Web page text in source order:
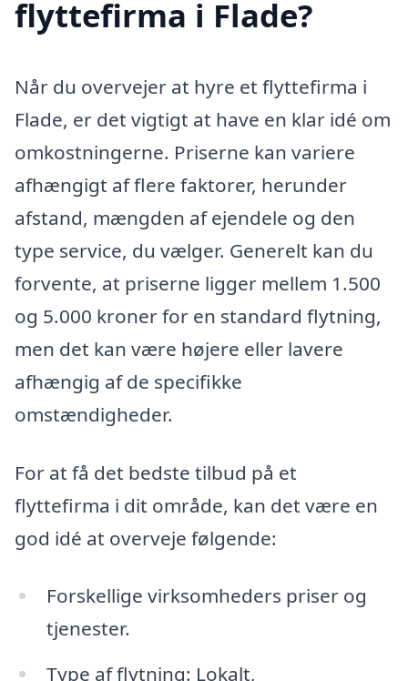
flyttefirma i Flade?
Når du overvejer at hyre et flyttefirma i
Flade, er det vigtigt at have en klar idé om
omkostningerne. Priserne kan variere
afhængigt af flere faktorer, herunder
afstand, mængden af ejendele og den
type service, du vælger. Generelt kan du
forvente, at priserne ligger mellem 1.500
og 5.000 kroner for en standard flytning,
men det kan være højere eller lavere
afhængig af de specifikke
omstændigheder.
For at få det bedste tilbud på et
flyttefirma i dit område, kan det være en
god idé at overveje følgende:
Forskellige virksomheders priser og
tjenester.
Type af flytning: Lokalt,